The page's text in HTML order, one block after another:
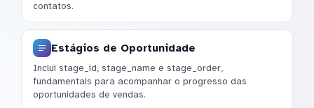
contatos.
Estágios de Oportunidade
Inclui stage_id, stage_name e stage_order,
fundamentais para acompanhar o progresso das
oportunidades de vendas.